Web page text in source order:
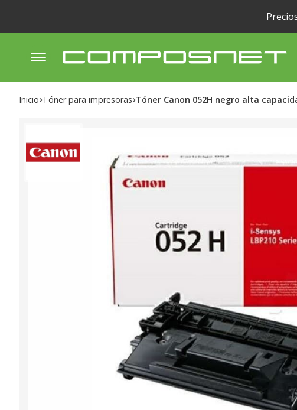
Inicio tóner para impresoras Tóner Canon 052H negro alta